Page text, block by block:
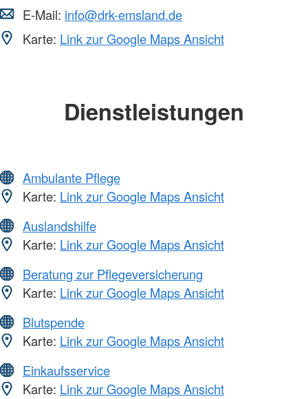
E-Mail: info@drk-emsland.de
Karte: Link zur Google Maps Ansicht
Dienstleistungen
Ambulante Pflege
Karte: Link zur Google Maps Ansicht
Auslandshilfe
Karte: Link zur Google Maps Ansicht
Beratung zur Pflegeversicherung
Karte: Link zur Google Maps Ansicht
Blutspende
Karte: Link zur Google Maps Ansicht
Einkaufsservice
Karte: Link zur Google Maps Ansicht